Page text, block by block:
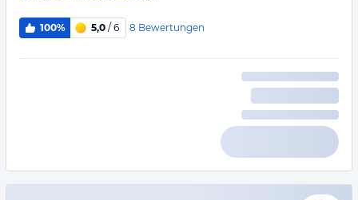
100% 5,0 / 6 8 Bewertungen